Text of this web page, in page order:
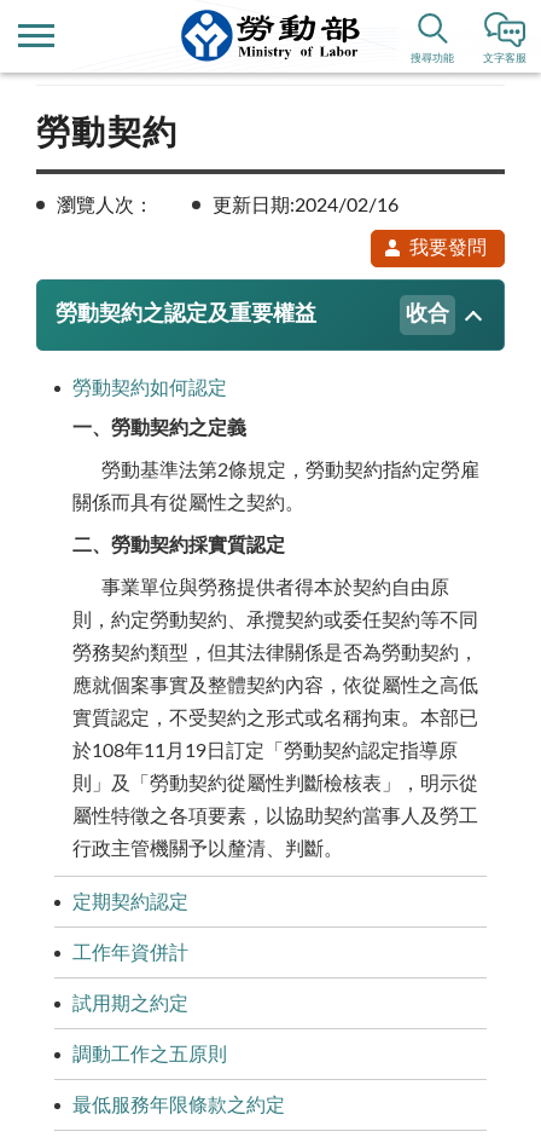
文字客服
搜尋功能
業務專區 勞動關係
勞動契約
瀏覽人次： 更新日期:2024/02/16
我要發問
勞動契約之認定及重要權益 收合
勞動契約如何認定
一、勞動契約之定義
勞動基準法第2條規定，勞動契約指約定勞雇
關係而具有從屬性之契約。
二、勞動契約採實質認定
事業單位與勞務提供者得本於契約自由原
則，約定勞動契約、承攬契約或委任契約等不同
勞務契約類型，但其法律關係是否為勞動契約，
應就個案事實及整體契約內容，依從屬性之高低
實質認定，不受契約之形式或名稱拘束。本部已
於108年11月19日訂定「勞動契約認定指導原
則」及「勞動契約從屬性判斷檢核表」，明示從
屬性特徵之各項要素，以協助契約當事人及勞工
行政主管機關予以釐清、判斷。
定期契約認定
工作年資併計
試用期之約定
調動工作之五原則
最低服務年限條款之約定